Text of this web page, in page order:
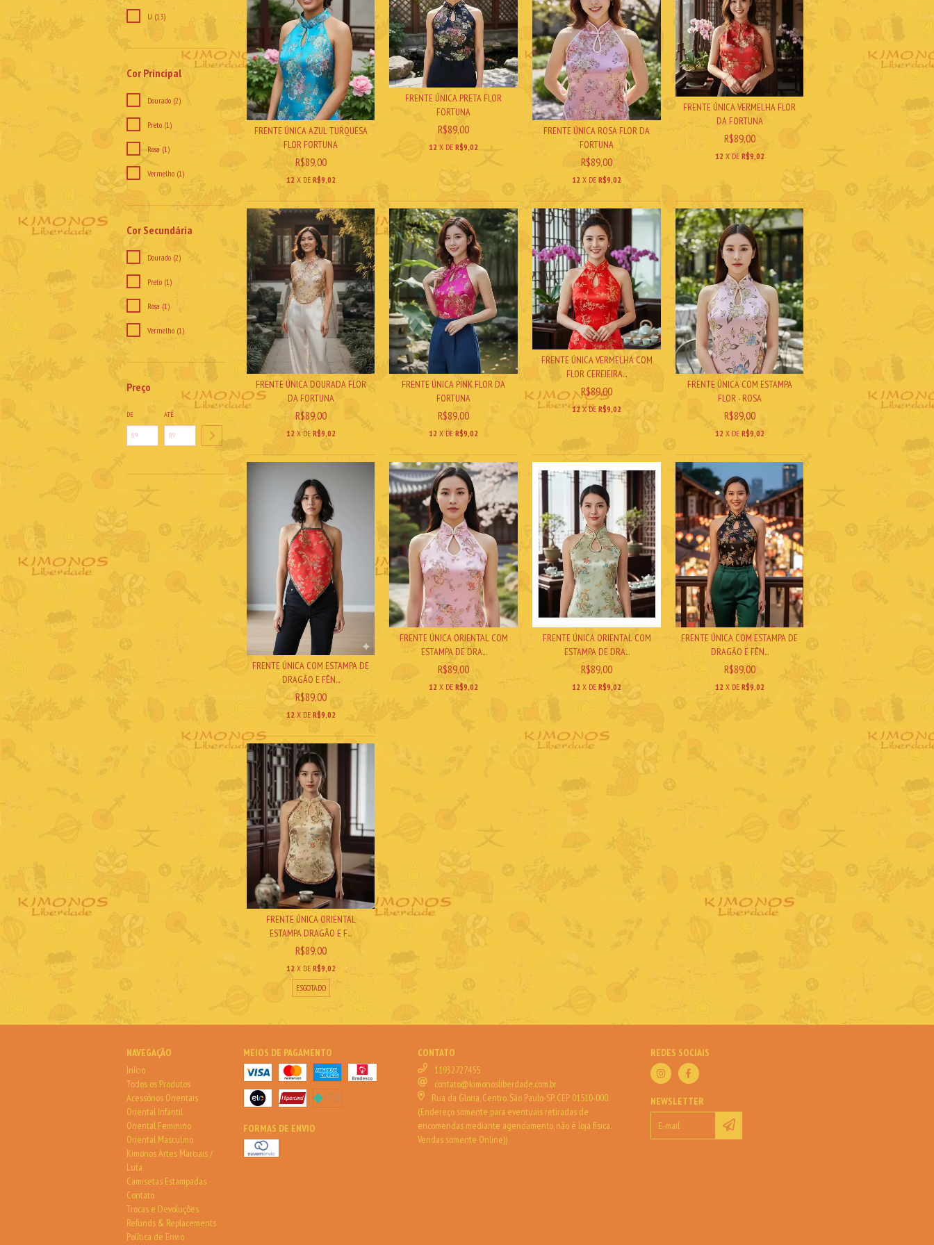
U (13)
Cor Principal
Dourado (2)
Preto (1)
Rosa (1)
Vermelho (1)
Cor Secundária
Dourado (2)
Preto (1)
Rosa (1)
Vermelho (1)
Preço
DE ATÉ
FRENTE ÚNICA AZUL TURQUESA
FLOR FORTUNA
R$89,00
12 X DE R$9,02
FRENTE ÚNICA PRETA FLOR
FORTUNA
R$89,00
12 X DER$9,02
FRENTE ÚNICA ROSA FLOR DA
FORTUNA
R$89,00
12 X DER$9,02
FRENTE ÚNICA VERMELHA FLOR
DA FORTUNA
R$89,00
12 X DE R$9,02
FRENTE ÚNICA DOURADA FLOR
DA FORTUNA
R$89,00
12 X DE R$9,02
FRENTE ÚNICA PINK FLOR DA
FORTUNA
R$89,00
12 X DER$9,02
FRENTE ÚNICA VERMELHA COM
FLOR CEREJEIRA...
R$89,00
12 X DER$9,02
FRENTE ÚNICA COM ESTAMPA
FLOR - ROSA
R$89,00
12 X DE R$9,02
FRENTE ÚNICA COM ESTAMPA DE
DRAGÃO E FÊN...
R$89,00
12 X DE R$9,02
FRENTE ÚNICA ORIENTAL COM
ESTAMPA DE DRA...
R$89,00
12 X DER$9,02
FRENTE ÚNICA ORIENTAL COM
ESTAMPA DE DRA...
R$89,00
12 X DER$9,02
FRENTE ÚNICA COM ESTAMPA DE
DRAGÃO E FÊN...
R$89,00
12 X DE R$9,02
FRENTE ÚNICA ORIENTAL
ESTAMPA DRAGÃO E F...
R$89,00
12 X DE R$9,02
ESGOTADO
NAVEGAÇÃO
Início
Todos os Produtos
Acessórios Orientais
Oriental Infantil
Oriental Feminino
Oriental Masculino
Kimonos Artes Marciais /
Luta
Camisetas Estampadas
Contato
Trocas e Devoluções
Refunds & Replacements
Política de Envio
MEIOS DE PAGAMENTO
FORMAS DE ENVIO
CONTATO
11932727455
contato@kimonosliberdade.com.br
Rua da Gloria, Centro. São Paulo-SP. CEP 01510-000.
(Endereço somente para eventuais retiradas de
encomendas mediante agendamento, não é loja física.
Vendas somente Online))
REDES SOCIAIS
NEWSLETTER